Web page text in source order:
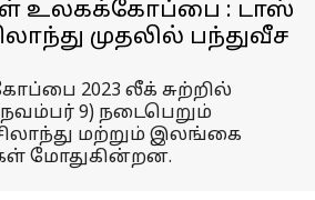
உலகக்கோப்பை : டாஸ்
முதலில் பந்துவீச
2023 லீக் சுற்றில்
9) நடைபெறும்
மற்றும் இலங்கை
மோதுகின்றன.